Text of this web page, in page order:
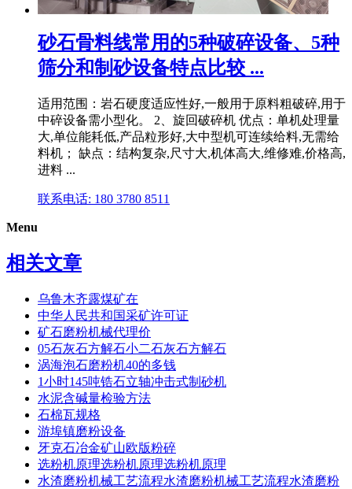
砂石骨料线常用的5种破碎设备、5种
筛分和制砂设备特点比较 ...
适用范围：岩石硬度适应性好,一般用于原料粗破碎,用于
中碎设备需小型化。 2、旋回破碎机 优点：单机处理量
大,单位能耗低,产品粒形好,大中型机可连续给料,无需给
料机； 缺点：结构复杂,尺寸大,机体高大,维修难,价格高,
进料 ...
联系电话: 180 3780 8511
Menu
相关文章
乌鲁木齐露煤矿在
中华人民共和国采矿许可证
矿石磨粉机械代理价
05石灰石方解石小二石灰石方解石
涡海泡石磨粉机40的多钱
1小时145吨锆石立轴冲击式制砂机
水泥含碱量检验方法
石棉瓦规格
游埠镇磨粉设备
牙克石冶金矿山欧版粉碎
选粉机原理选粉机原理选粉机原理
水渣磨粉机械工艺流程水渣磨粉机械工艺流程水渣磨粉